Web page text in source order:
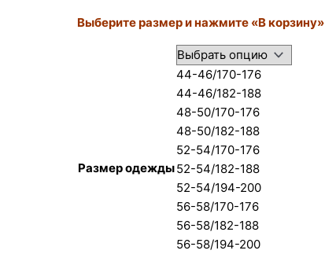
Выберите размер и нажмите «В корзину»
Размер одежды
44-46/170-176
44-46/182-188
48-50/170-176
48-50/182-188
52-54/170-176
52-54/182-188
52-54/194-200
56-58/170-176
56-58/182-188
56-58/194-200